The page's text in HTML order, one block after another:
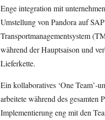
Enge integration mit
Umstellung von Pandora auf
Transportmanagementsystem
während der Hauptsaison und
Lieferkette.
Ein kollaboratives ‘One Team’-
arbeitete während des gesamten
Implementierung eng mit den